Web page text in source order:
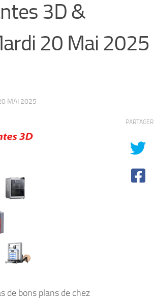
3D &
20 Mai 2025
MAI 2025
de bons plans de chez
PARTAGER